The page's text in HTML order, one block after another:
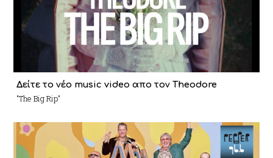
Δείτε το νέο music video απο τον Theodore
"The Big Rip"